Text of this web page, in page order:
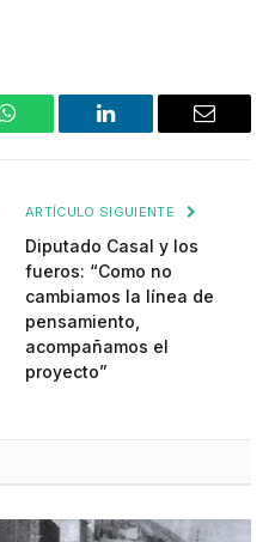
WhatsApp LinkedIn Email
ARTÍCULO SIGUIENTE
Diputado Casal y los
fueros: “Como no
cambiamos la línea de
pensamiento,
acompañamos el
proyecto”